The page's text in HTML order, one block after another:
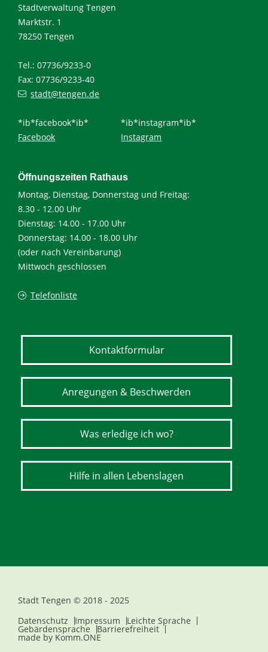
Stadtverwaltung Tengen
Marktstr. 1
78250 Tengen
Tel.: 07736/9233-0
Fax: 07736/9233-40
stadt@tengen.de
*ib*facebook*ib*
Facebook
*ib*instagram*ib*
Instagram
Öffnungszeiten Rathaus
Montag, Dienstag, Donnerstag und Freitag:
8.30 - 12.00 Uhr
Dienstag: 14.00 - 17.00 Uhr
Donnerstag: 14.00 - 18.00 Uhr
(oder nach Vereinbarung)
Mittwoch geschlossen
Telefonliste
Kontaktformular
Anregungen & Beschwerden
Was erledige ich wo?
Hilfe in allen Lebenslagen
Stadt Tengen © 2018 - 2025
Datenschutz
Impressum Leichte Sprache
Gebärdensprache Barrierefreiheit
made by Komm.ONE